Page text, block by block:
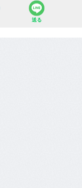
送る